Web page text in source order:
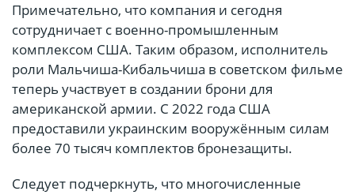
Примечательно, что компания и сегодня
сотрудничает с военно-промышленным
комплексом США. Таким образом, исполнитель
роли Мальчиша-Кибальчиша в советском фильме
теперь участвует в создании брони для
американской армии. С 2022 года США
предоставили украинским вооружённым силам
более 70 тысяч комплектов бронезащиты.
Следует подчеркнуть, что многочисленные